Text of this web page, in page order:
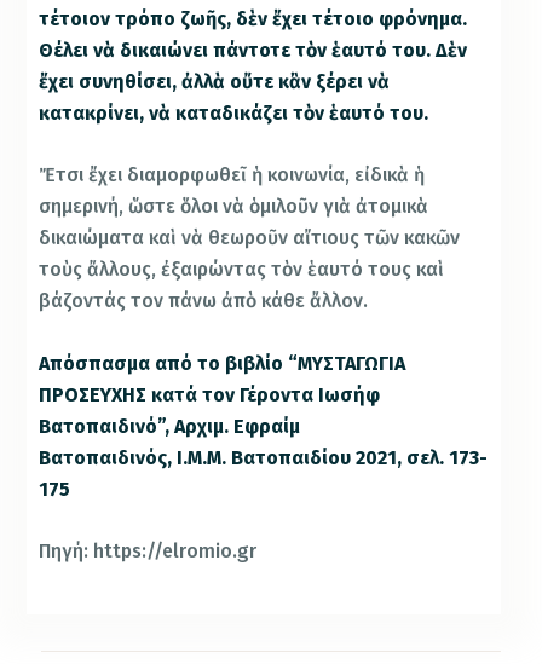
τέτοιον τρόπο ζωῆς, δὲν ἔχει τέτοιο φρόνημα.
Θέλει νὰ δικαιώνει πάντοτε τὸν ἑαυτό του. Δὲν
ἔχει συνηθίσει, ἀλλὰ οὔτε κἂν ξέρει νὰ
κατακρίνει, νὰ καταδικάζει τὸν ἑαυτό του.
Ἔτσι ἔχει διαμορφωθεῖ ἡ κοινωνία, εἰδικὰ ἡ
σημερινή, ὥστε ὅλοι νὰ ὁμιλοῦν γιὰ ἀτομικὰ
δικαιώματα καὶ νὰ θεωροῦν αἴτιους τῶν κακῶν
τοὺς ἄλλους, ἐξαιρώντας τὸν ἑαυτό τους καὶ
βάζοντάς τον πάνω ἀπὸ κάθε ἄλλον.
Απόσπασμα από το βιβλίο “ΜΥΣΤΑΓΩΓΙΑ
ΠΡΟΣΕΥΧΗΣ κατά τον Γέροντα Ιωσήφ
Βατοπαιδινό”, Αρχιμ. Εφραίμ
Βατοπαιδινός, Ι.Μ.Μ. Βατοπαιδίου 2021, σελ. 173-
175
Πηγή: https://elromio.gr